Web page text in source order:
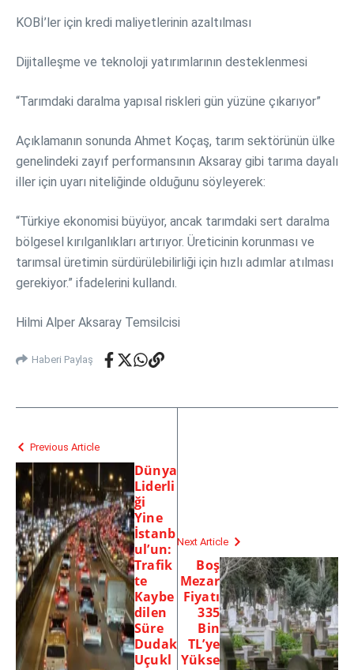
KOBİ’ler için kredi maliyetlerinin azaltılması
Dijitalleşme ve teknoloji yatırımlarının desteklenmesi
“Tarımdaki daralma yapısal riskleri gün yüzüne çıkarıyor”
Açıklamanın sonunda Ahmet Koçaş, tarım sektörünün ülke
genelindeki zayıf performansının Aksaray gibi tarıma dayalı
iller için uyarı niteliğinde olduğunu söyleyerek:
“Türkiye ekonomisi büyüyor, ancak tarımdaki sert daralma
bölgesel kırılganlıkları artırıyor. Üreticinin korunması ve
tarımsal üretimin sürdürülebilirliği için hızlı adımlar atılması
gerekiyor.” ifadelerini kullandı.
Hilmi Alper Aksaray Temsilcisi
Haberi Paylaş
Previous Article
Dünya
Liderli
ği
Yine
İstanb
ul’un:
Trafik
te
Kaybe
dilen
Süre
Dudak
Uçukl
Next Article
Boş
Mezar
Fiyatı
335
Bin
TL’ye
Yükse